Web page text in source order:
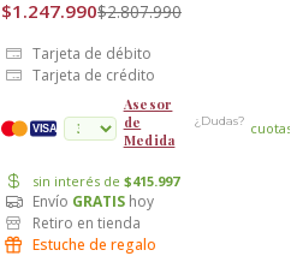
$1.247.990$2.807.990
Tarjeta de débito
Tarjeta de crédito
VISA
Asesor
de
Medida
¿Dudas? cuotas
sin interés de $415.997
Envío GRATIS hoy
Retiro en tienda
Estuche de regalo